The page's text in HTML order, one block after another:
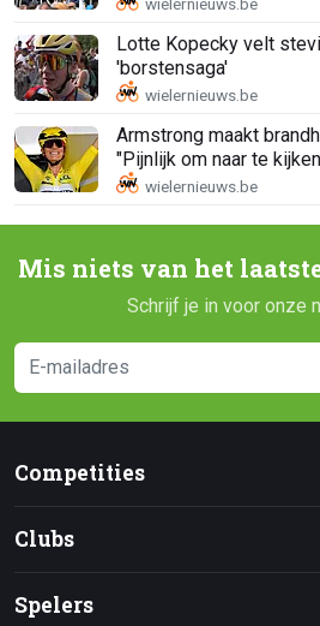
Lotte Kopecky velt
'borstensaga'
Armstrong maakt
"Pijnlijk om naar te
Mis niets van het
Schrijf je in voor onze
Competities
Clubs
Spelers